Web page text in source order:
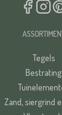
Tegels
Bestrating
Zand, siergrind